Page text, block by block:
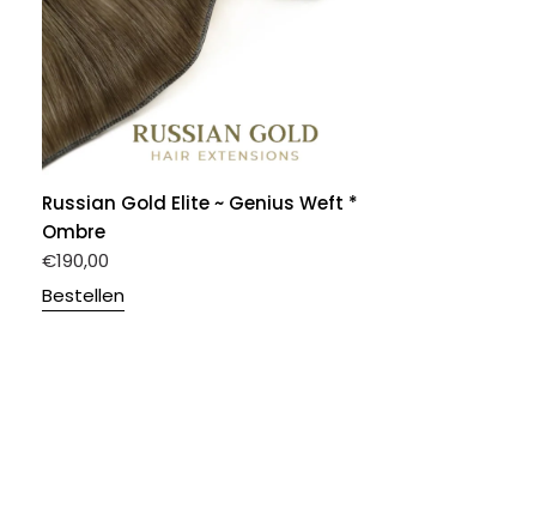
Russian Gold Elite ~ Genius Weft *
Ombre
€190,00
Bestellen